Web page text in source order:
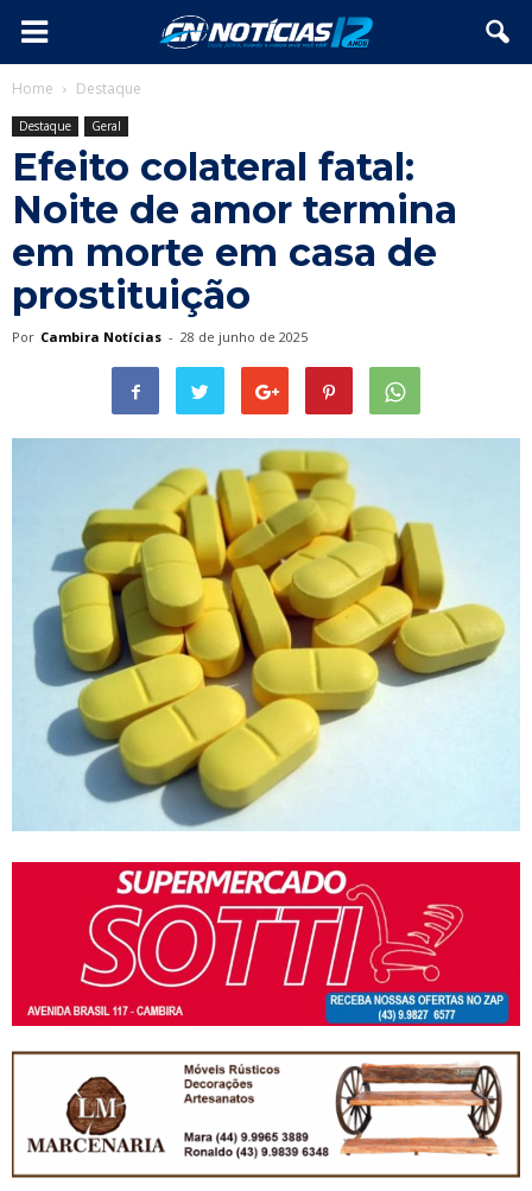
Home Destaque
Destaque Geral
Efeito colateral fatal:
Noite de amor termina
em morte em casa de
prostituição
Por Cambira Notícias - 28 de junho de 2025